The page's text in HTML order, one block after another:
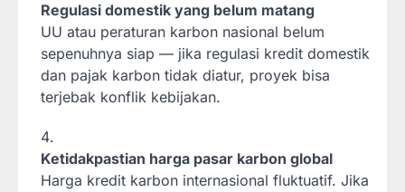
Regulasi domestik yang belum matang
UU atau peraturan karbon nasional belum
sepenuhnya siap — jika regulasi kredit domestik
dan pajak karbon tidak diatur, proyek bisa
terjebak konflik kebijakan.
Ketidakpastian harga pasar karbon global
Harga kredit karbon internasional fluktuatif. Jika